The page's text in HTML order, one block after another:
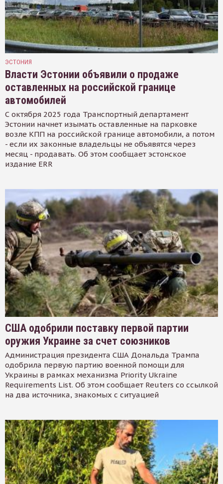
ЭСТОНИЯ
Власти Эстонии объявили о продаже
оставленных на российской границе
автомобилей
С октября 2025 года Транспортный департамент
Эстонии начнет изымать оставленные на парковке
возле КПП на российской границе автомобили, а потом
- если их законные владельцы не объявятся через
месяц - продавать. Об этом сообщает эстонское
издание ERR
США одобрили поставку первой партии
оружия Украине за счет союзников
Администрация президента США Дональда Трампа
одобрила первую партию военной помощи для
Украины в рамках механизма Priority Ukraine
Requirements List. Об этом сообщает Reuters со ссылкой
на два источника, знакомых с ситуацией